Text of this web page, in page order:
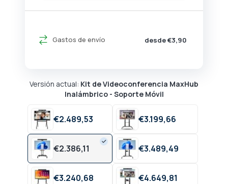
Gastos de envío desde €3,90
Versión actual: Kit de Videoconferencia MaxHub
Inalámbrico - Soporte Móvil
€2.489,53 €3.199,66
€2.386,11 €3.489,49
€3.240,68 €4.649,81